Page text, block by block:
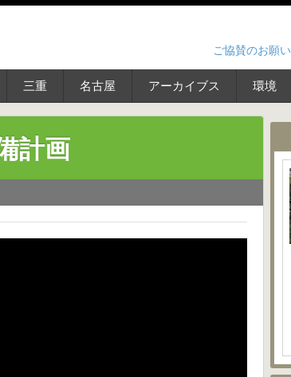
ご協賛のお願い
三重 名古屋 アーカイブス 環境
計画